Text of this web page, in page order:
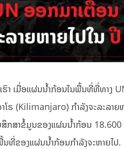
ຮົາ ເມື່ອແຜ່ນນ້ຳກ້ອນໃນພື້ນທີ່ທີ່ທາງ
ຣ (Kilimanjaro) ກໍາລັງຈະລະລາ
ສຶກສາຂໍ້ມູນຂອງແຜ່ນນ້ຳກ້ອນ
ທີ່ຂອງແຜ່ນນ້ຳກ້ອນກໍາລັງຈະຫາຍໄປ.